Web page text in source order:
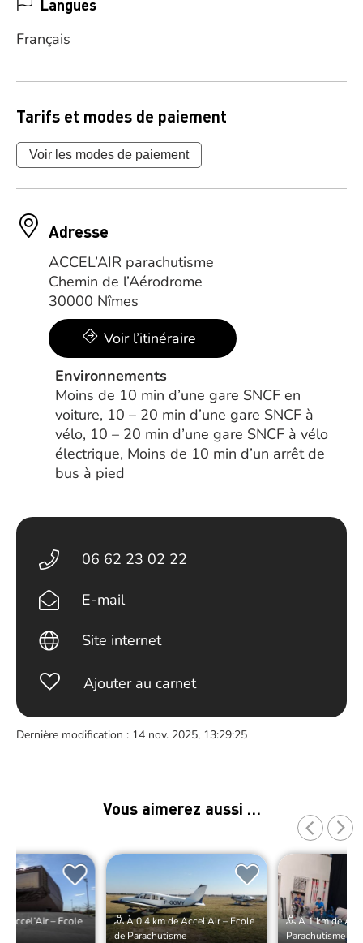
Langues
Français
Tarifs et modes de paiement
Voir les modes de paiement
Adresse
ACCEL’AIR parachutisme
Chemin de l’Aérodrome
30000 Nîmes
Voir l’itinéraire
Environnements
Moins de 10 min d’une gare SNCF en
voiture, 10 – 20 min d’une gare SNCF à
vélo, 10 – 20 min d’une gare SNCF à vélo
électrique, Moins de 10 min d’un arrêt de
bus à pied
06 62 23 02 22
E-mail
Site internet
Ajouter au carnet
Dernière modification : 14 nov. 2025, 13:29:25
Vous aimerez aussi …
Accel’Air – Ecole
À 0.4 km de Accel’Air – Ecole
de Parachutisme
À 1 km de
Parachutisme